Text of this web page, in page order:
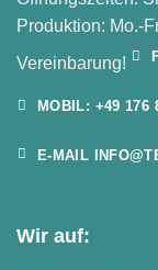
Produktion: Mo.-
Vereinbarung!
MOBIL: +49 176
E-MAIL
Wir auf: